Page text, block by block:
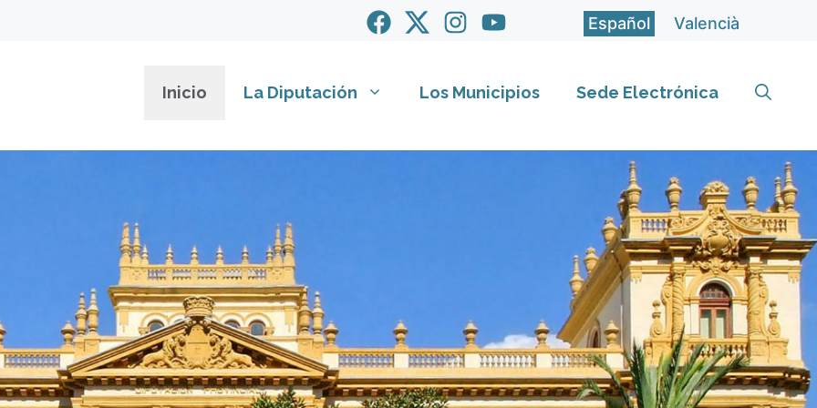
Español Valencià
Inicio La Diputación Los Municipios Sede Electrónica